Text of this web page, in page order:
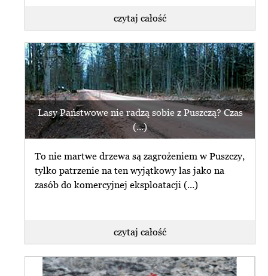
czytaj całość
Lasy Państwowe nie radzą sobie z Puszczą? Czas
(...)
To nie martwe drzewa są zagrożeniem w Puszczy,
tylko patrzenie na ten wyjątkowy las jako na
zasób do komercyjnej eksploatacji (...)
czytaj całość